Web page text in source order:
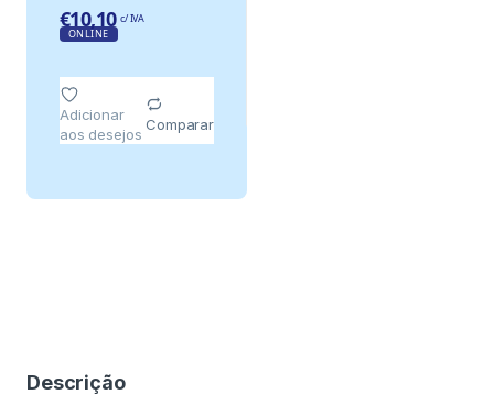
€10,10 c/ IVA
ONLINE
Adicionar
aos desejos
Comparar
Descrição